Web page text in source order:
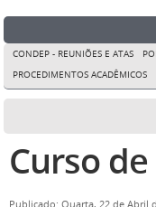
CONDEP - REUNIÕES E ATAS
PROCEDIMENTOS ACADÊMICOS
Curso
Publicado: Quarta, 22 de Abril